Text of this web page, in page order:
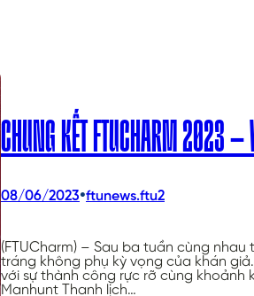
CHUNG KẾT FTUCHARM 2023
08/06/2023•ftunews.ftu2
(FTUCharm) – Sau ba tuần cùng
tráng không phụ kỳ vọng của khán
với sự thành công rực rỡ cùng khoảnh
Manhunt Thanh lịch…